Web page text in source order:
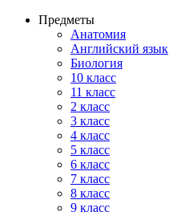
Предметы
Анатомия
Английский язык
Биология
10 класс
11 класс
2 класс
3 класс
4 класс
5 класс
6 класс
7 класс
8 класс
9 класс